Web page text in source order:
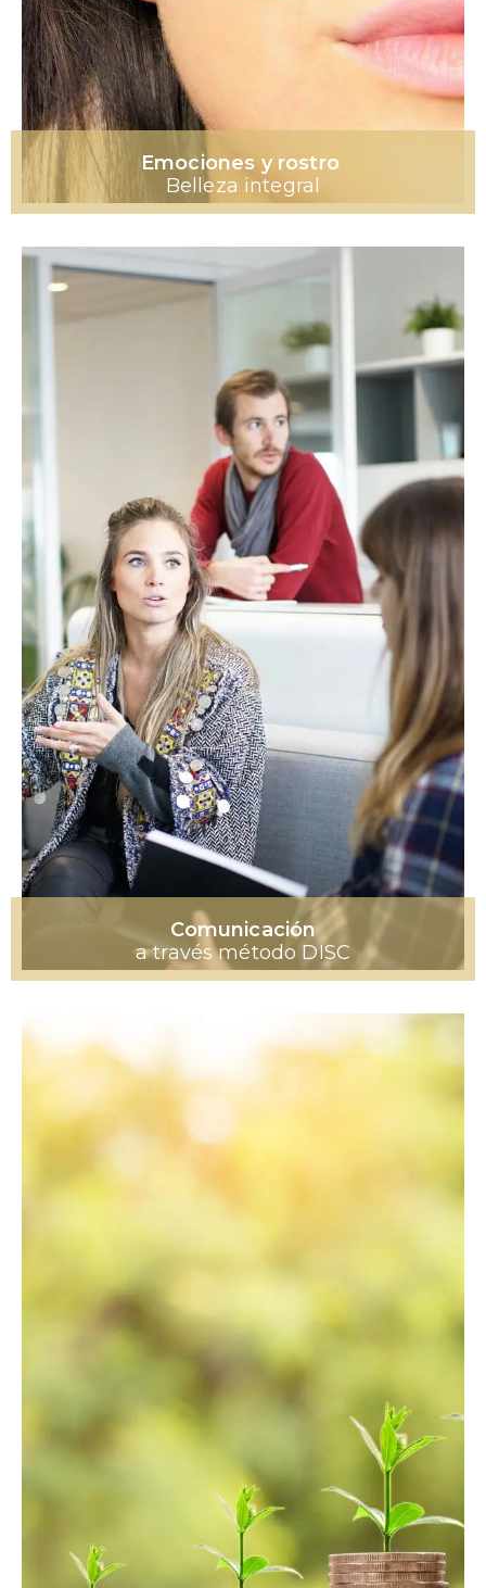
Emociones y rostro
Belleza integral
Comunicación
a través método DISC